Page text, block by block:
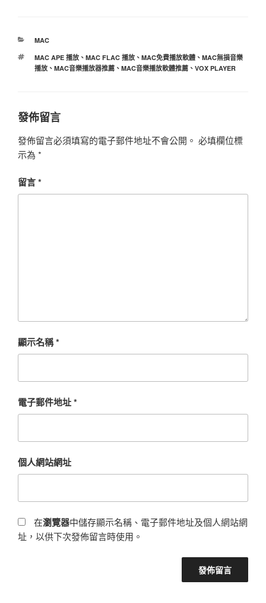
分
MAC
標
籤
MAC APE 播放、 MAC FLAC 播放、 MAC免費播放軟體、 MAC無損音樂
播放、 MAC音樂播放器推薦、 MAC音樂播放軟體推薦、 VOX PLAYER
發佈留言
發佈留言必須填寫的電子郵件地址不會公開。 必填欄位標
示為 *
留言*
顯示名稱*
電子郵件地址*
個人網站網址
在瀏覽器中儲存顯示名稱、電子郵件地址及個人網站網
址，以供下次發佈留言時使用。